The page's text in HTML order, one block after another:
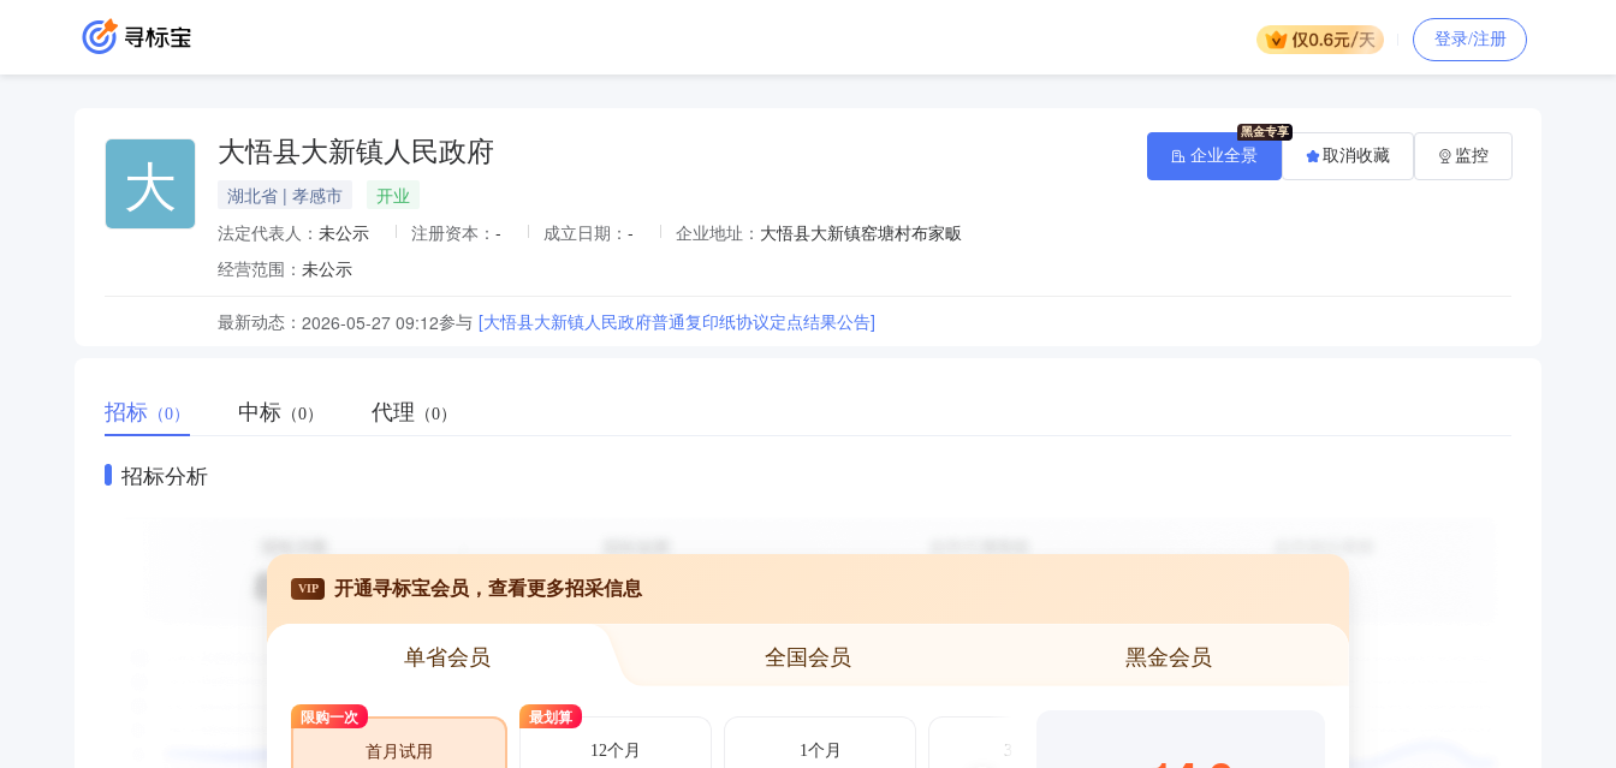
登录/注册
大 大悟县大新镇人民政府
湖北省 | 孝感市
开业
法定代表人： 未公示 注册资本： - 成立日期： - 企业地址： 大悟县大新镇窑塘村布家畈
经营范围： 未公示
最新动态： 2026-05-27 09:12参与 [大悟县大新镇人民政府普通复印纸协议定点结果公告]
企业全景 取消收藏 监控
招标 （0） 中标 （0） 代理 （0）
招标分析
VIP 开通寻标宝会员，查看更多招采信息
单省会员 全国会员 黑金会员
限购一次
首月试用
最划算
12个月 1个月 3个月